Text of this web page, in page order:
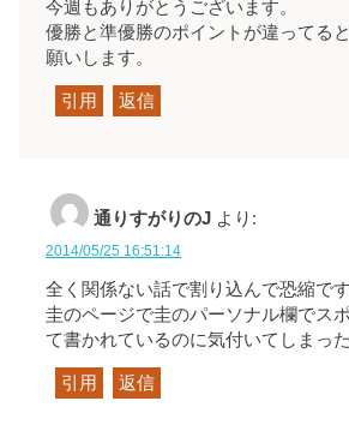
今週もありがとうございます。
優勝と準優勝のポイントが違ってる
願いします。
引用 返信
通りすがりのJ より:
2014/05/25 16:51:14
全く関係ない話で割り込んで恐縮で
圭のページで圭のパーソナル欄でス
て書かれているのに気付いてしまっ
引用 返信